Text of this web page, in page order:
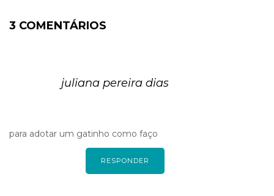
3 COMENTÁRIOS
juliana pereira dias
para adotar um gatinho como faço
RESPONDER